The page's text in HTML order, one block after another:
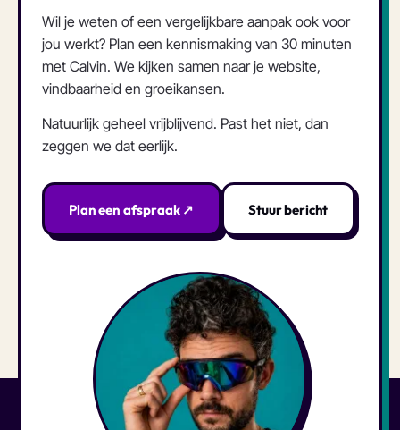
Wil je weten of een vergelijkbare aanpak ook voor
jou werkt? Plan een kennismaking van 30 minuten
met Calvin. We kijken samen naar je website,
vindbaarheid en groeikansen.
Natuurlijk geheel vrijblijvend. Past het niet, dan
zeggen we dat eerlijk.
Plan een afspraak ↗ Stuur bericht